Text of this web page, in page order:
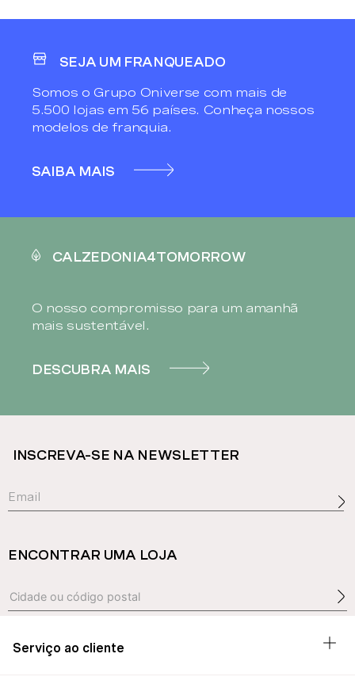
SEJA UM FRANQUEADO
Somos o Grupo Oniverse com mais de
5.500 lojas em 56 países. Conheça nossos
modelos de franquia.
SAIBA MAIS
CALZEDONIA4TOMORROW
O nosso compromisso para um amanhã
mais sustentável.
DESCUBRA MAIS
INSCREVA-SE NA NEWSLETTER
ENCONTRAR UMA LOJA
Serviço ao cliente